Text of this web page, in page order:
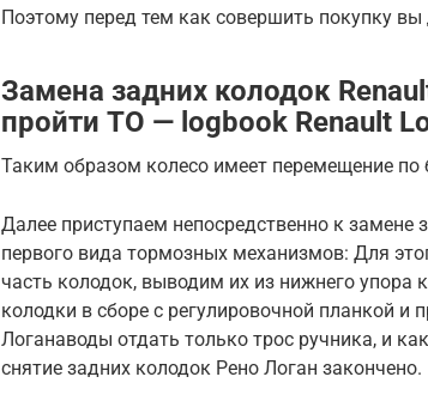
Поэтому перед тем как совершить покупку
Замена задних колодок
пройти ТО — logbook Renault
Таким образом колесо имеет перемещение по
Далее приступаем непосредственно к
первого вида тормозных механизмов: Для
часть колодок, выводим их из нижнего упора
колодки в сборе с регулировочной планкой и
Логанаводы отдать только трос ручника, и
снятие задних колодок Рено Логан закончено.